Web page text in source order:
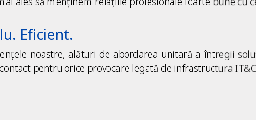
Eficient.
noastre, alături de abordarea unitară a întregii
pentru orice provocare legată de infrastructura